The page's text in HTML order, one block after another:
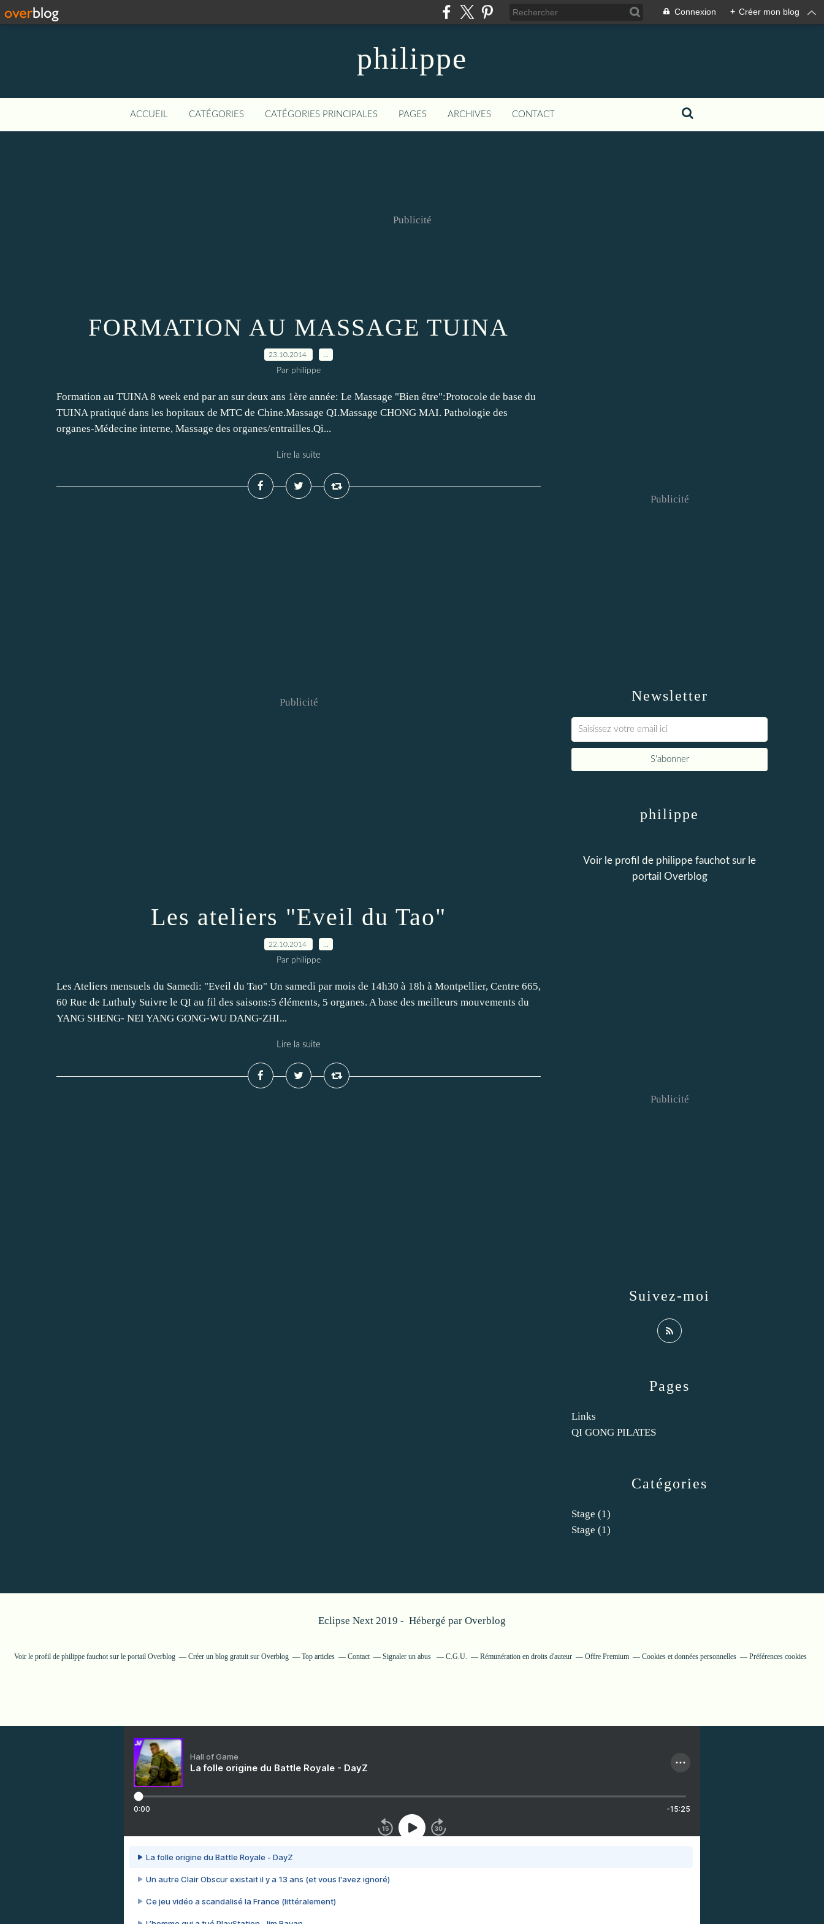
Connexion + Créer mon blog
philippe
ACCUEIL CATÉGORIES CATÉGORIES PRINCIPALES PAGES ARCHIVES CONTACT
Publicité
FORMATION AU MASSAGE TUINA
23.10.2014
Par philippe
Formation au TUINA 8 week end par an sur deux ans 1ère année: Le Massage "Bien être":Protocole de base du
TUINA pratiqué dans les hopitaux de MTC de Chine.Massage QI.Massage CHONG MAI. Pathologie des
organes-Médecine interne, Massage des organes/entrailles.Qi...
Lire la suite
Publicité
Les ateliers "Eveil du Tao"
22.10.2014
Par philippe
Les Ateliers mensuels du Samedi: "Eveil du Tao" Un samedi par mois de 14h30 à 18h à Montpellier, Centre 665,
60 Rue de Luthuly Suivre le QI au fil des saisons:5 éléments, 5 organes. A base des meilleurs mouvements du
YANG SHENG- NEI YANG GONG-WU DANG-ZHI...
Lire la suite
Newsletter
Publicité
Catégories
Stage (1)
Stage (1)
Pages
Links
QI GONG PILATES
philippe
Voir le profil de philippe fauchot sur le
portail Overblog
Suivez-moi
Publicité
Eclipse Next 2019 - Hébergé par Overblog
Voir le profil de philippe fauchotsur le portail Overblog Créer un blog gratuit sur Overblog Top articles Contact Signaler un abus C.G.U. Rémunération en droits d'auteur Offre Premium Cookies et données personnelles Préférences cookies
Hall of Game
La folle origine du Battle Royale - DayZ
0:00 -15:25
La folle origine du Battle Royale - DayZ
Un autre Clair Obscur existait il y a 13 ans (et vous l'avez ignoré)
Ce jeu vidéo a scandalisé la France (littéralement)